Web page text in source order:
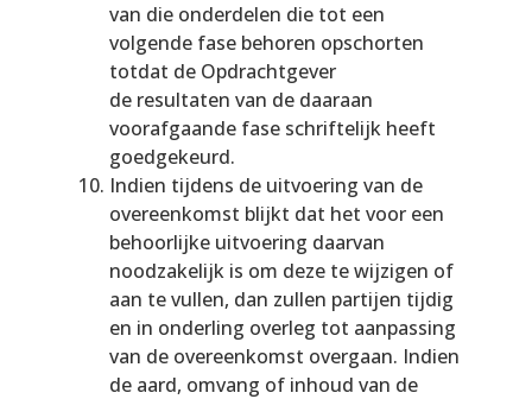
van die onderdelen die tot een
volgende fase behoren opschorten
totdat de Opdrachtgever
de resultaten van de daaraan
voorafgaande fase schriftelijk heeft
goedgekeurd.
Indien tijdens de uitvoering van de
overeenkomst blijkt dat het voor een
behoorlijke uitvoering daarvan
noodzakelijk is om deze te wijzigen of
aan te vullen, dan zullen partijen tijdig
en in onderling overleg tot aanpassing
van de overeenkomst overgaan. Indien
de aard, omvang of inhoud van de